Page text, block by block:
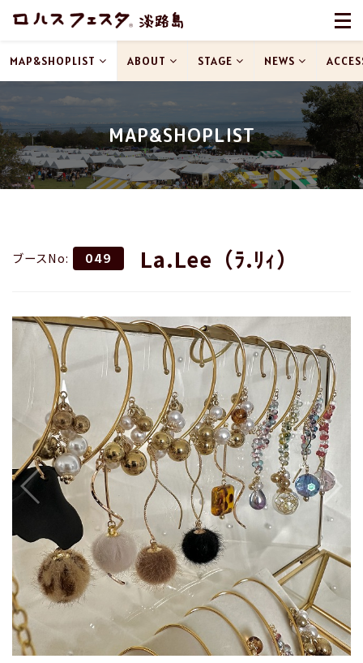
MAP&SHOPLIST
MAP&SHOPLIST ABOUT STAGE NEWS
ブースNo: 049 La.Lee（ﾗ.ﾘｨ）